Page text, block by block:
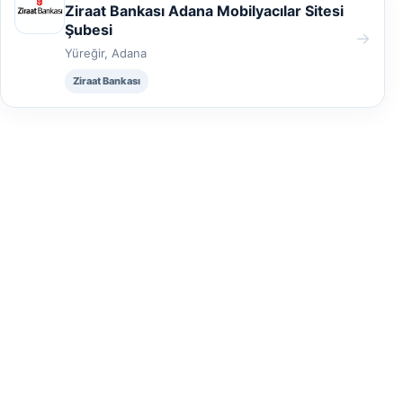
Ziraat Bankası Adana Mobilyacılar Sitesi
Şubesi
Yüreğir, Adana
Ziraat Bankası
→